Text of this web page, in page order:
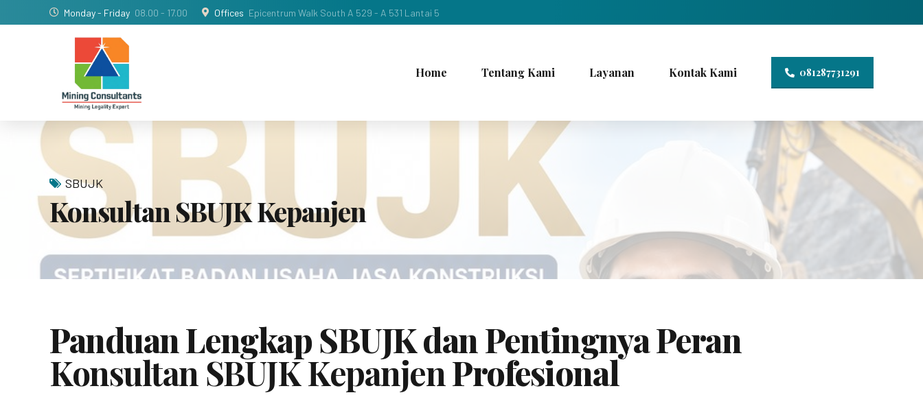
Monday - Friday 08.00 - 17.00 Offices Epicentrum Walk South A 529 - A 531 Lantai 5
081287731291
Home Tentang Kami Layanan Kontak Kami
SBUJK
Konsultan SBUJK Kepanjen
Panduan Lengkap SBUJK dan Pentingnya Peran
Konsultan SBUJK KepanjenProfesional